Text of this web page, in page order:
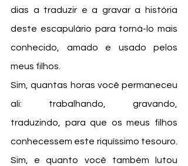
dias a traduzir e a gravar a história
deste escapulário para torná-lo mais
conhecido, amado e usado pelos
meus filhos.
Sim, quantas horas você permaneceu
ali: trabalhando, gravando,
traduzindo, para que os meus filhos
conhecessem este riquíssimo tesouro.
Sim, e quanto você também lutou